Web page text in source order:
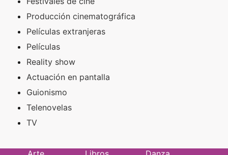
Producción cinematográfica
Películas extranjeras
Películas
Reality show
Actuación en pantalla
Guionismo
Telenovelas
TV